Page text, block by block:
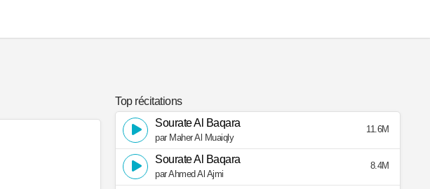
Top récitations
Sourate Al Baqara
par Maher Al Muaiqly
11.6M
Sourate Al Baqara
par Ahmed Al Ajmi
8.4M